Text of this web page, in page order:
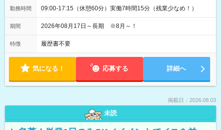
勤務時間 09:00-17:15（休憩60分）実働7時間15分（残業少なめ！）
期間 2026年08月17日～長期 ※8月～！
特徴 履歴書不要
気になる！ 応募する 詳細へ
掲載日：2026.08.03
未読